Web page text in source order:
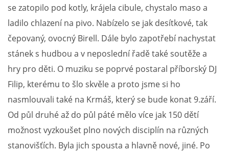
© 2026 eStránky.cz
se zatopilo pod kotly, krájela cibule, chystalo maso a
ladilo chlazení na pivo. Nabízelo se jak desítkové, tak
čepovaný, ovocný Birell. Dále bylo zapotřebí nachystat
stánek s hudbou a v neposlední řadě také soutěže a
hry pro děti. O muziku se poprvé postaral příborský DJ
Filip, kterému to šlo skvěle a proto jsme si ho
nasmlouvali také na Krmáš, který se bude konat 9.září.
Od půl druhé až do půl páté mělo více jak 150 dětí
možnost vyzkoušet plno nových disciplín na různých
stanovišťích. Byla jich spousta a hlavně nové, jiné. Po